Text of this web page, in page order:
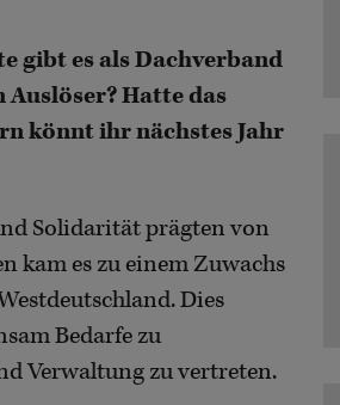
gibt es als Dachverband
Auslöser? Hatte das
könnt ihr nächstes Jahr
Solidarität prägten von
kam es zu einem Zuwachs
Dies
Bedarfe zu
Verwaltung zu vertreten.